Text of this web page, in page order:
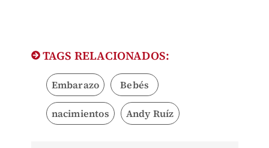
TAGS RELACIONADOS:
Embarazo Bebés
nacimientos Andy Ruíz